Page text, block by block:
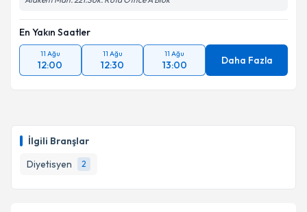
İlgili Branşlar
Diyetisyen
2
Atakent Mah. 221.Sok. Rota Office A Blok
En Yakın Saatler
11 Ağu
12:00
11 Ağu
12:30
11 Ağu
13:00 Daha Fazla